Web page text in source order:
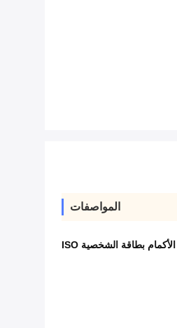
المواصفات
الأكمام بطاقة الشخصية ISO